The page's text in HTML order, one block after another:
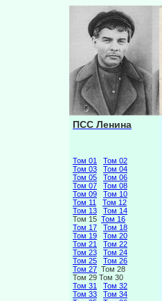
ПСС Ленина
Том 01
Том 02
Том 03
Том 04
Том 05
Том 06
Том 07
Том 08
Том 09
Том 10
Том 11
Том 12
Том 13
Том 14
Том 15 Том 16
Том 17
Том 18
Том 19
Том 20
Том 21
Том 22
Том 23
Том 24
Том 25
Том 26
Том 27 Том 28
Том 29 Том 30
Том 31
Том 32
Том 33
Том 34